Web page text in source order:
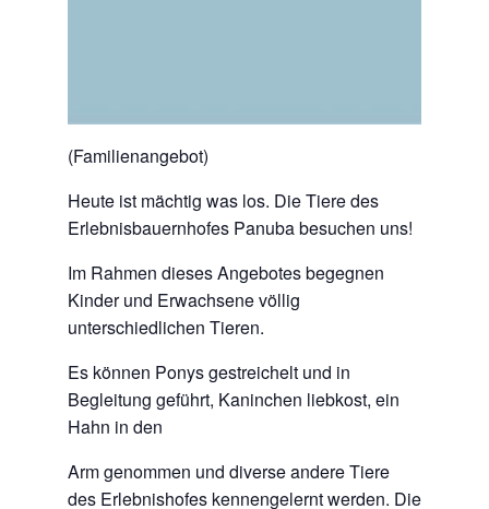
(Familienangebot)
Heute ist mächtig was los. Die Tiere des
Erlebnisbauernhofes Panuba besuchen uns!
Im Rahmen dieses Angebotes begegnen
Kinder und Erwachsene völlig
unterschiedlichen Tieren.
Es können Ponys gestreichelt und in
Begleitung geführt, Kaninchen liebkost, ein
Hahn in den
Arm genommen und diverse andere Tiere
des Erlebnishofes kennengelernt werden. Die